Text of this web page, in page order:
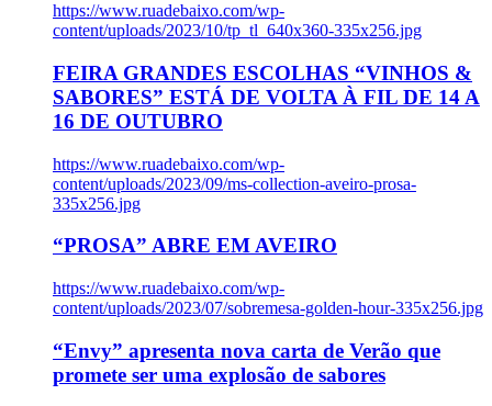
https://www.ruadebaixo.com/wp-
content/uploads/2023/10/tp_tl_640x360-335x256.jpg
FEIRA GRANDES ESCOLHAS “VINHOS &
SABORES” ESTÁ DE VOLTA À FIL DE 14 A
16 DE OUTUBRO
https://www.ruadebaixo.com/wp-
content/uploads/2023/09/ms-collection-aveiro-prosa-
335x256.jpg
“PROSA” ABRE EM AVEIRO
https://www.ruadebaixo.com/wp-
content/uploads/2023/07/sobremesa-golden-hour-335x256.jpg
“Envy” apresenta nova carta de Verão que
promete ser uma explosão de sabores